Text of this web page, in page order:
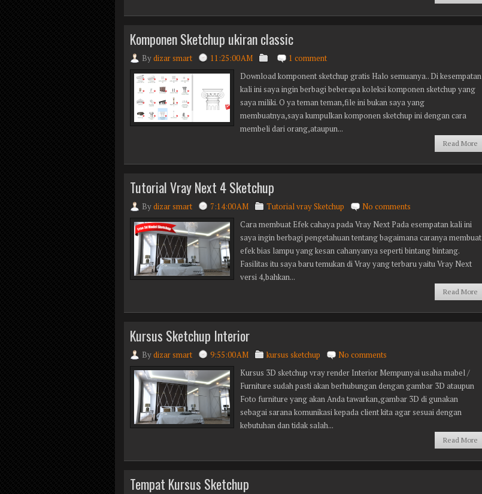
Komponen Sketchup ukiran classic
Bydizar smart 11:25:00 AM
1 comment
Download komponent sketchup gratis Halo semuanya.. Di kesempatan
kali ini saya ingin berbagi beberapa koleksi komponen sketchup yang
saya miliki. O ya teman teman,file ini bukan saya yang
membuatnya,saya kumpulkan komponen sketchup ini dengan cara
membeli dari orang,ataupun...
Read More
Tutorial Vray Next 4 Sketchup
Bydizar smart 7:14:00 AM Tutorial vray Sketchup
No comments
Cara membuat Efek cahaya pada Vray Next Pada esempatan kali ini
saya ingin berbagi pengetahuan tentang bagaimana caranya membuat
efek bias lampu yang kesan cahanyanya seperti bintang bintang.
Fasilitas itu saya baru temukan di Vray yang terbaru yaitu Vray Next
versi 4,bahkan...
Read More
Kursus Sketchup Interior
Bydizar smart 9:55:00 AM kursus sketchup
No comments
Kursus 3D sketchup vray render Interior Mempunyai usaha mabel /
Furniture sudah pasti akan berhubungan dengan gambar 3D ataupun
Foto furniture yang akan Anda tawarkan,gambar 3D di gunakan
sebagai sarana komunikasi kepada client kita agar sesuai dengan
kebutuhan dan tidak salah...
Read More
Tempat Kursus Sketchup